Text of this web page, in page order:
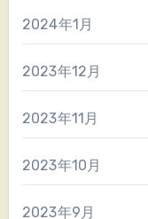
2024年1月
2023年12月
2023年11月
2023年10月
2023年9月